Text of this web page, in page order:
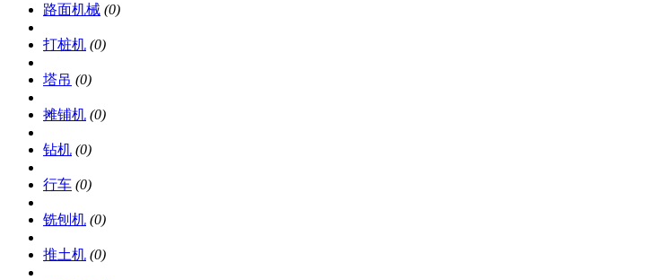
路面机械 (0)
打桩机 (0)
塔吊 (0)
摊铺机 (0)
钻机 (0)
行车 (0)
铣刨机 (0)
推土机 (0)